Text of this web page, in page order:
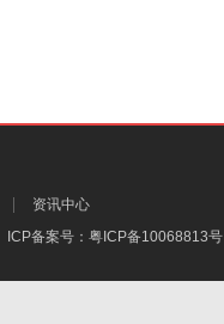
资讯中心
ICP备案号： 粤ICP备10068813号